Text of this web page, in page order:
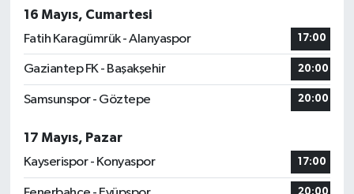
16 Mayıs, Cumartesi
Fatih Karagümrük - Alanyaspor
17:00
Gaziantep FK - Başakşehir 20:00
Samsunspor - Göztepe 20:00
17 Mayıs, Pazar
Kayserispor - Konyaspor
17:00